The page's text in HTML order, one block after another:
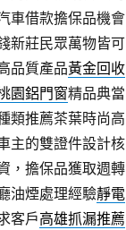
車借款擔保品機會
新莊民眾萬物皆可
品質產品黃金回收
園鋁門窗精品典當
類推薦茶葉時尚高
主的雙證件設計核
，擔保品獲取週轉
油煙處理經驗靜電
客戶高雄抓漏推薦